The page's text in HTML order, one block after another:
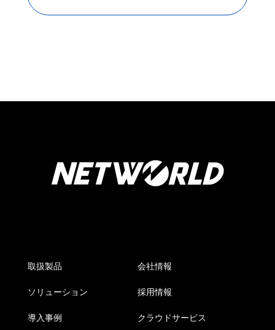
取扱製品
ソリューション
導入事例
会社情報
採用情報
クラウドサービス